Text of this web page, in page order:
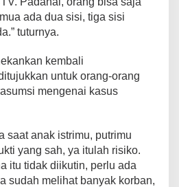
ada dua sisi, tiga sisi
tuturnya.
kembali
untuk orang-orang
mengenai kasus
saat anak istrimu, putrimu
yang sah, ya itulah risiko.
itu tidak diikutin, perlu ada
sudah melihat banyak korban,